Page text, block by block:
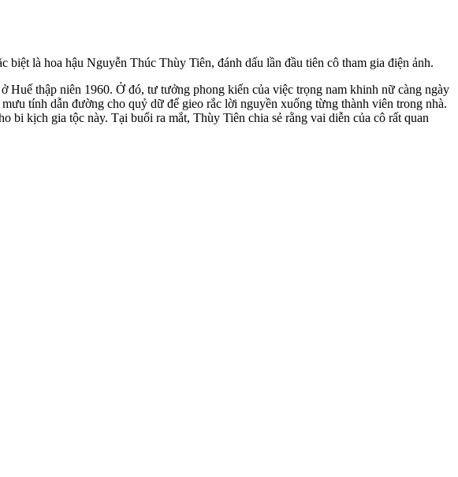
là hoa hậu Nguyễn Thúc Thùy Tiên, đánh dấu lần đầu tiên cô tham gia điện ảnh.
thập niên 1960. Ở đó, tư tưởng phong kiến của việc trọng nam khinh nữ càng ngày
tính dẫn đường cho quỷ dữ để gieo rắc lời nguyền xuống từng thành viên trong nhà.
bi kịch gia tộc này. Tại buổi ra mắt, Thùy Tiên chia sẻ rằng vai diễn của cô rất quan